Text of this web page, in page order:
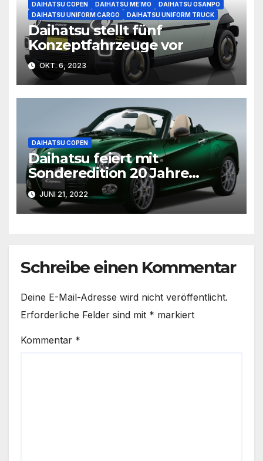
DAIHATSU COPEN DAIHATSU ME:MO
DAIHATSU OSANPO
DAIHATSU UNIFORM CARGO
DAIHATSU UNIFORM TRUCK
Daihatsu stellt fünf
Konzeptfahrzeuge vor
OKT. 6, 2023
DAIHATSU COPEN
Daihatsu feiert mit
Sonderedition 20 Jahre
Copen
JUNI 21, 2022
Schreibe einen Kommentar
Deine E-Mail-Adresse wird nicht veröffentlicht.
Erforderliche Felder sind mit * markiert
Kommentar *